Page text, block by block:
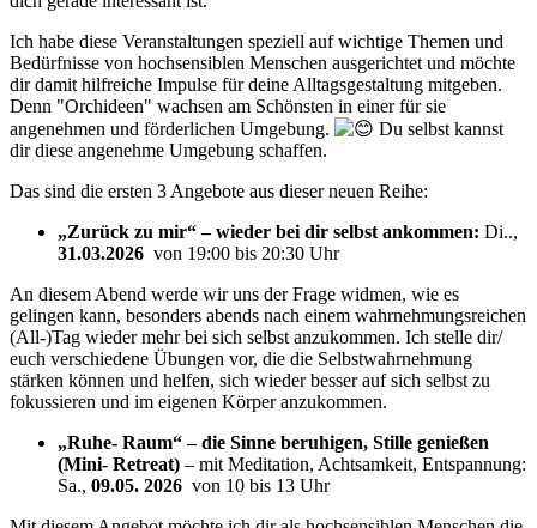
Ich habe diese Veranstaltungen speziell auf wichtige Themen und
Bedürfnisse von hochsensiblen Menschen ausgerichtet und möchte
dir damit hilfreiche Impulse für deine Alltagsgestaltung mitgeben.
Denn "Orchideen" wachsen am Schönsten in einer für sie
angenehmen und förderlichen Umgebung.
Du selbst kannst
dir diese angenehme Umgebung schaffen.
Das sind die ersten 3 Angebote aus dieser neuen Reihe:
„Zurück zu mir“ – wieder bei dir selbst ankommen: Di..,
31.03.2026 von 19:00 bis 20:30 Uhr
An diesem Abend werde wir uns der Frage widmen, wie es
gelingen kann, besonders abends nach einem wahrnehmungsreichen
(All-)Tag wieder mehr bei sich selbst anzukommen. Ich stelle dir/
euch verschiedene Übungen vor, die die Selbstwahrnehmung
stärken können und helfen, sich wieder besser auf sich selbst zu
fokussieren und im eigenen Körper anzukommen.
„Ruhe- Raum“ – die Sinne beruhigen, Stille genießen
(Mini- Retreat) – mit Meditation, Achtsamkeit, Entspannung:
Sa., 09.05. 2026 von 10 bis 13 Uhr